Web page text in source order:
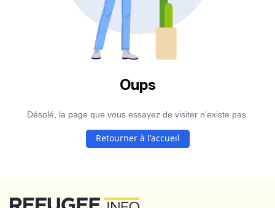
Oups
Désolé, la page que vous essayez de visiter n'existe pas.
Retourner à l'accueil